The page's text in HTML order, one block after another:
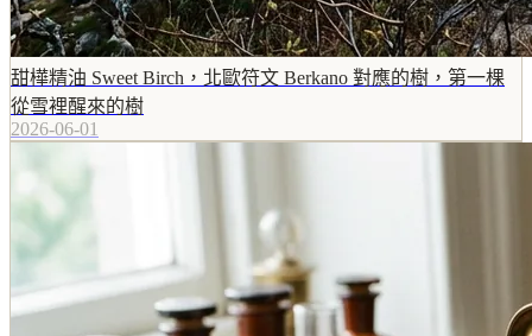
甜樺精油 Sweet Birch，北歐符文 Berkano 對應的樹，第一棵
從雪裡醒來的樹
2026-06-01